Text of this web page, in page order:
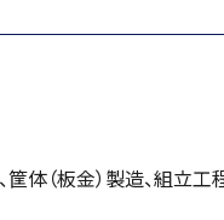
体（板金）製造、組立